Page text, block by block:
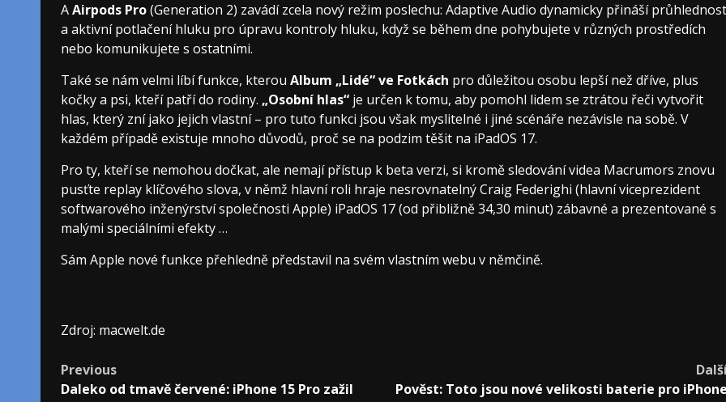
AAirpods Pro(Generation 2) zavádí zcela nový režim poslechu: Adaptive Audio dynamicky přináší průhlednost
a aktivní potlačení hluku pro úpravu kontroly hluku, když se během dne pohybujete v různých prostředích
nebo komunikujete s ostatními.
Také se nám velmi líbí funkce, kterou Album „Lidé“ ve Fotkách pro důležitou osobu lepší než dříve, plus
kočky a psi, kteří patří do rodiny. „Osobní hlas“ je určen k tomu, aby pomohl lidem se ztrátou řeči vytvořit
hlas, který zní jako jejich vlastní – pro tuto funkci jsou však myslitelné i jiné scénáře nezávisle na sobě. V
každém případě existuje mnoho důvodů, proč se na podzim těšit na iPadOS 17.
Pro ty, kteří se nemohou dočkat, ale nemají přístup k beta verzi, si kromě sledování videa Macrumors znovu
pusťte replay klíčového slova, v němž hlavní roli hraje nesrovnatelný Craig Federighi (hlavní viceprezident
softwarového inženýrství společnosti Apple) iPadOS 17 (od přibližně 34,30 minut) zábavné a prezentované s
malými speciálními efekty …
Sám Apple nové funkce přehledně představil na svém vlastním webu v němčině.
Zdroj: macwelt.de
Post
Previous
Daleko od tmavě červené: iPhone 15 Pro zažil
Pověst: Toto jsou nové velikosti baterie pro